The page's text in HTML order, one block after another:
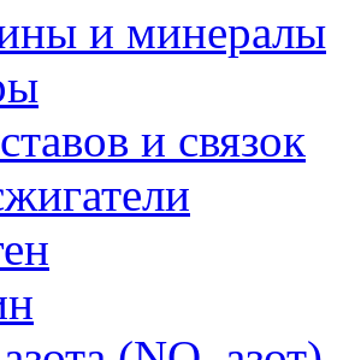
и минералы
и связок